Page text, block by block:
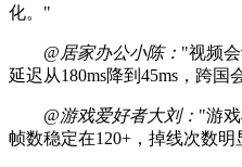
化。"
@居家办公小陈： "视频
延迟从180ms降到45ms，跨
@游戏爱好者大刘： "游
帧数稳定在120+，掉线次数明